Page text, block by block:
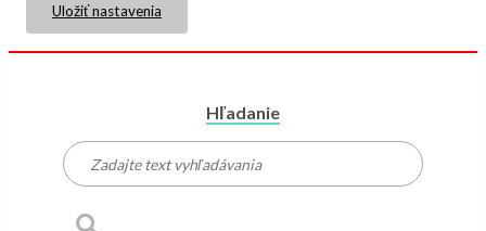
Uložiť nastavenia
Hľadanie